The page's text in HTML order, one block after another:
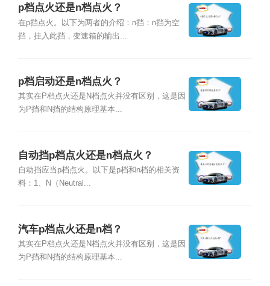
p档点火还是n档点火？
在p挡点火。以下为两者的介绍：n挡：n挡为空
挡，挂入此挡，变速箱的输出...
p档启动还是n档点火？
其实在P档点火还是N档点火并没有区别，这是因
为P挡和N挡的结构原理基本...
自动挡p档点火还是n档点火？
自动挡应当p档点火。以下是p档和n档的相关资
料：1、N（Neutral...
汽车p档点火还是n档？
其实在P档点火还是N档点火并没有区别，这是因
为P挡和N挡的结构原理基本...